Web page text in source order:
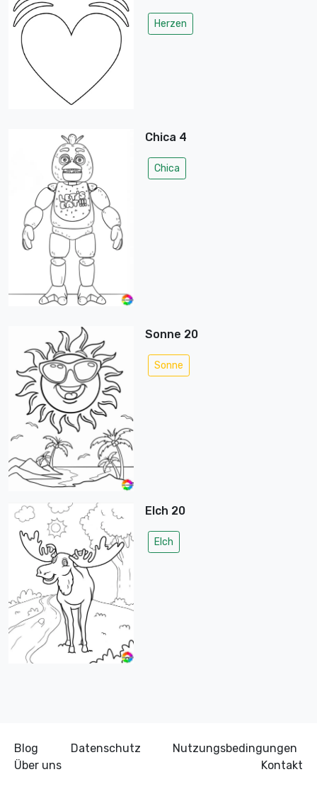
Herzen
Chica 4
Chica
Sonne 20
Sonne
Elch 20
Elch
Blog Datenschutz
Nutzungsbedingungen
Über uns
Kontakt